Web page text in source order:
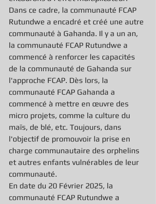
Dans ce cadre, la communauté FCAP
Rutundwe a encadré et créé une autre
communauté à Gahanda. Il y a un an,
la communauté FCAP Rutundwe a
commencé à renforcer les capacités
de la communauté de Gahanda sur
l'approche FCAP. Dès lors, la
communauté FCAP Gahanda a
commencé à mettre en œuvre des
micro projets, comme la culture du
maïs, de blé, etc. Toujours, dans
l'objectif de promouvoir la prise en
charge communautaire des orphelins
et autres enfants vulnérables de leur
communauté.
En date du 20 Février 2025, la
communauté FCAP Rutundwe a